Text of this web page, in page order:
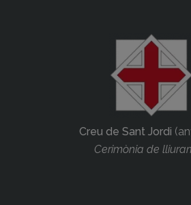
Creu de Sant Jordi
Cerimònia de